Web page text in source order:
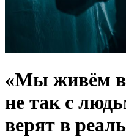
«Мы живём в
не так с
верят в